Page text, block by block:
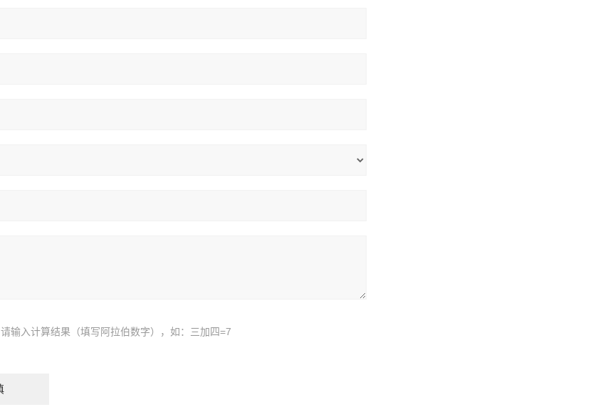
请输入计算结果（填写阿拉伯数字），如：三加四=7